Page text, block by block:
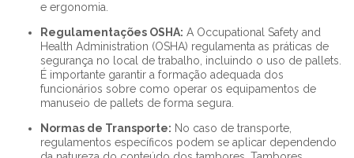
e ergonomia.
Regulamentações OSHA: A Occupational Safety and
Health Administration (OSHA) regulamenta as práticas de
segurança no local de trabalho, incluindo o uso de pallets.
É importante garantir a formação adequada dos
funcionários sobre como operar os equipamentos de
manuseio de pallets de forma segura.
Normas de Transporte: No caso de transporte,
regulamentos específicos podem se aplicar dependendo